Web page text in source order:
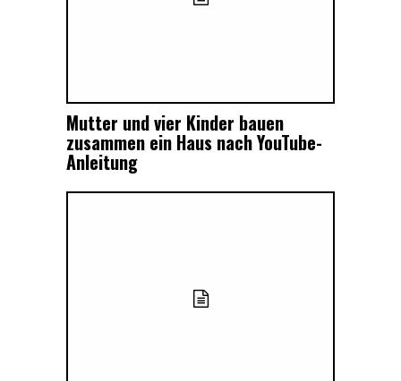
Mutter und vier Kinder bauen
zusammen ein Haus nach YouTube-
Anleitung